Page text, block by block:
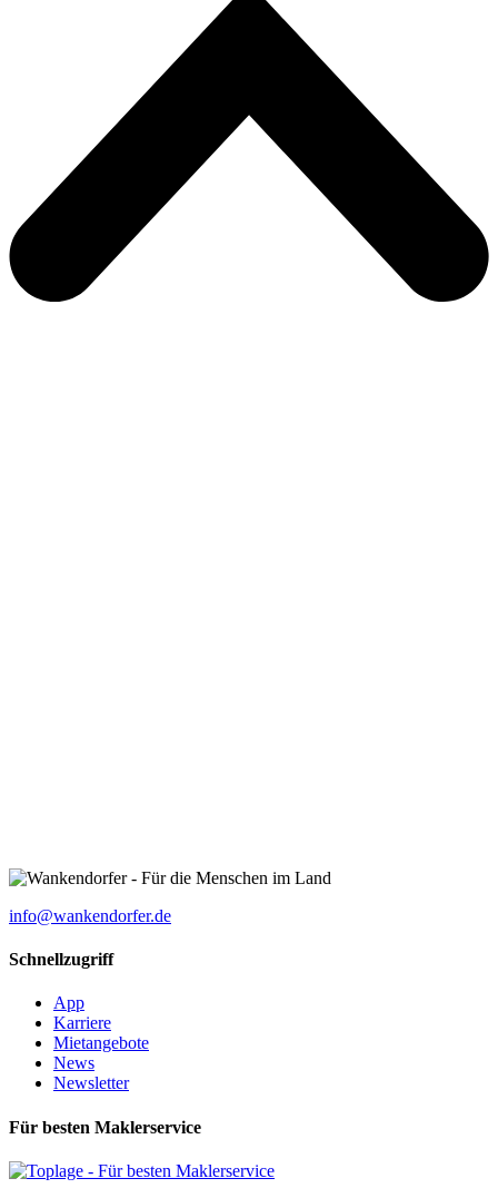
info@wankendorfer.de
Schnellzugriff
App
Karriere
Mietangebote
News
Newsletter
Für besten Maklerservice